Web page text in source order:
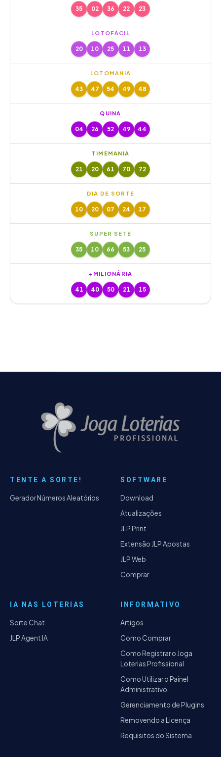
35 02 36 22 23
LOTOFÁCIL
20 10 25 11 13
LOTOMANIA
43 47 54 49 48
QUINA
04 26 52 49 44
TIMEMANIA
21 20 61 70 72
DIA DE SORTE
10 20 07 24 17
SUPER SETE
35 10 66 53 25
+MILIONÁRIA
41 40 50 21 15
TENTE A SORTE!
Gerador Números Aleatórios
SOFTWARE
Download
Atualizações
JLP Print
Extensão JLP Apostas
JLP Web
Comprar
IA NAS LOTERIAS
Sorte Chat
JLP Agent IA
INFORMATIVO
Artigos
Como Comprar
Como Registrar o Joga
Loterias Profissional
Como Utilizar o Painel
Administrativo
Gerenciamento de Plugins
Removendo a Licença
Requisitos do Sistema